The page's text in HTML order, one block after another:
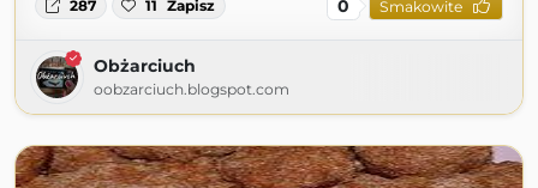
287 11 Zapisz 0 Smakowite
Obżarciuch
oobzarciuch.blogspot.com